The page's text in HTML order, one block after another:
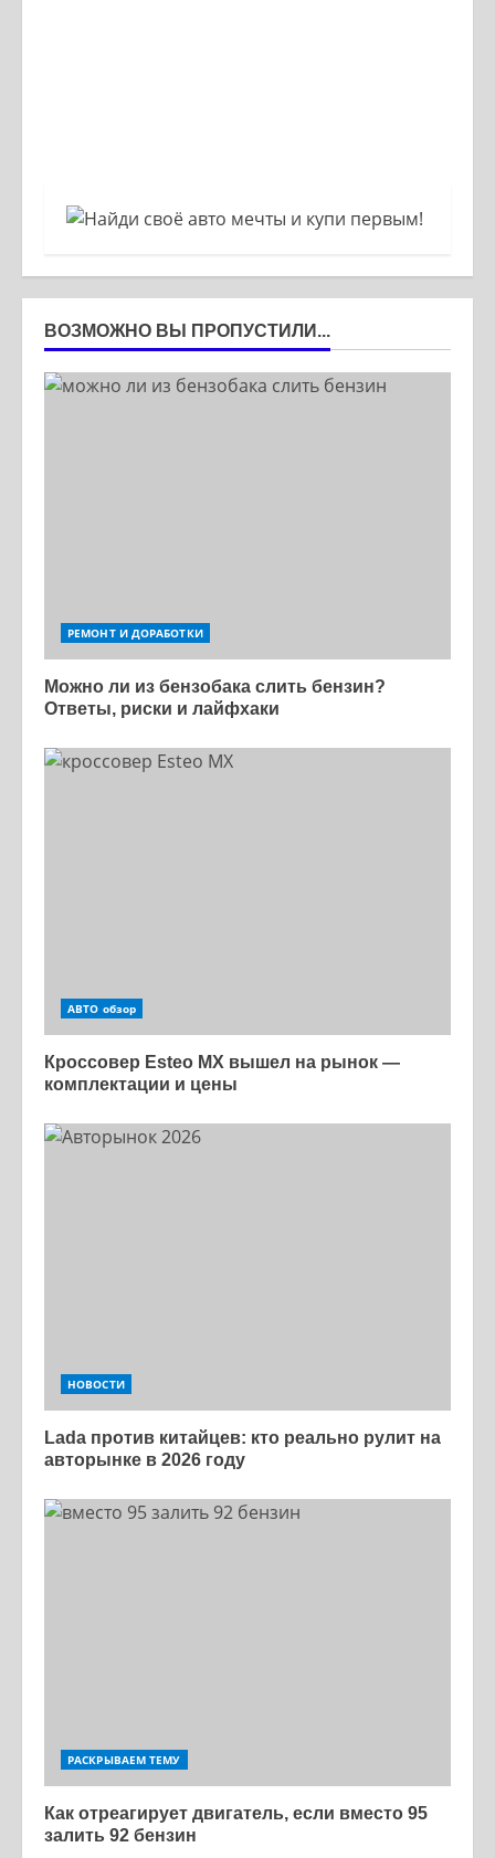
ВОЗМОЖНО ВЫ ПРОПУСТИЛИ...
РЕМОНТ И ДОРАБОТКИ
Можно ли из бензобака слить бензин?
Ответы, риски и лайфхаки
АВТО обзор
Кроссовер Esteo MX вышел на рынок —
комплектации и цены
НОВОСТИ
Lada против китайцев: кто реально рулит на
авторынке в 2026 году
РАСКРЫВАЕМ ТЕМУ
Как отреагирует двигатель, если вместо 95
залить 92 бензин